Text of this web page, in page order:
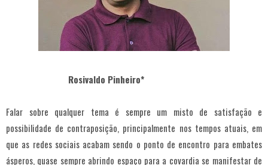
Rosivaldo Pinheiro*
Falar sobre qualquer tema é sempre um misto de satisfação e
possibilidade de contraposição, principalmente nos tempos atuais, em
que as redes sociais acabam sendo o ponto de encontro para embates
ásperos, quase sempre abrindo espaço para a covardia se manifestar de